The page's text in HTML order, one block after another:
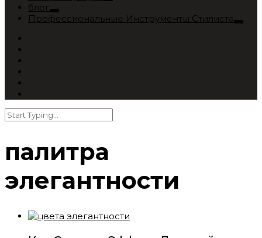
блог
Профессиональные Инструменты Стилиста
палитра
элегантности